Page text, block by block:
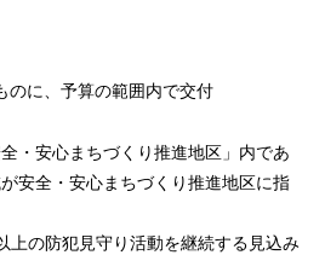
に、予算の範囲内で交付
全・安心まちづくり推進地区」内であ
安全・安心まちづくり推進地区に指
上の防犯見守り活動を継続する見込み